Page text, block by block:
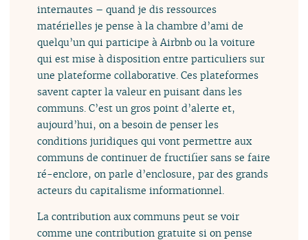
internautes – quand je dis ressources
matérielles je pense à la chambre d’ami de
quelqu’un qui participe à Airbnb ou la voiture
qui est mise à disposition entre particuliers sur
une plateforme collaborative. Ces plateformes
savent capter la valeur en puisant dans les
communs. C’est un gros point d’alerte et,
aujourd’hui, on a besoin de penser les
conditions juridiques qui vont permettre aux
communs de continuer de fructifier sans se faire
ré-enclore, on parle d’enclosure, par des grands
acteurs du capitalisme informationnel.
La contribution aux communs peut se voir
comme une contribution gratuite si on pense